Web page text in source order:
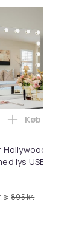
- FM-radio -
Dreame X40
Hollywood
lys USB
895 kr.
Læg
Køb